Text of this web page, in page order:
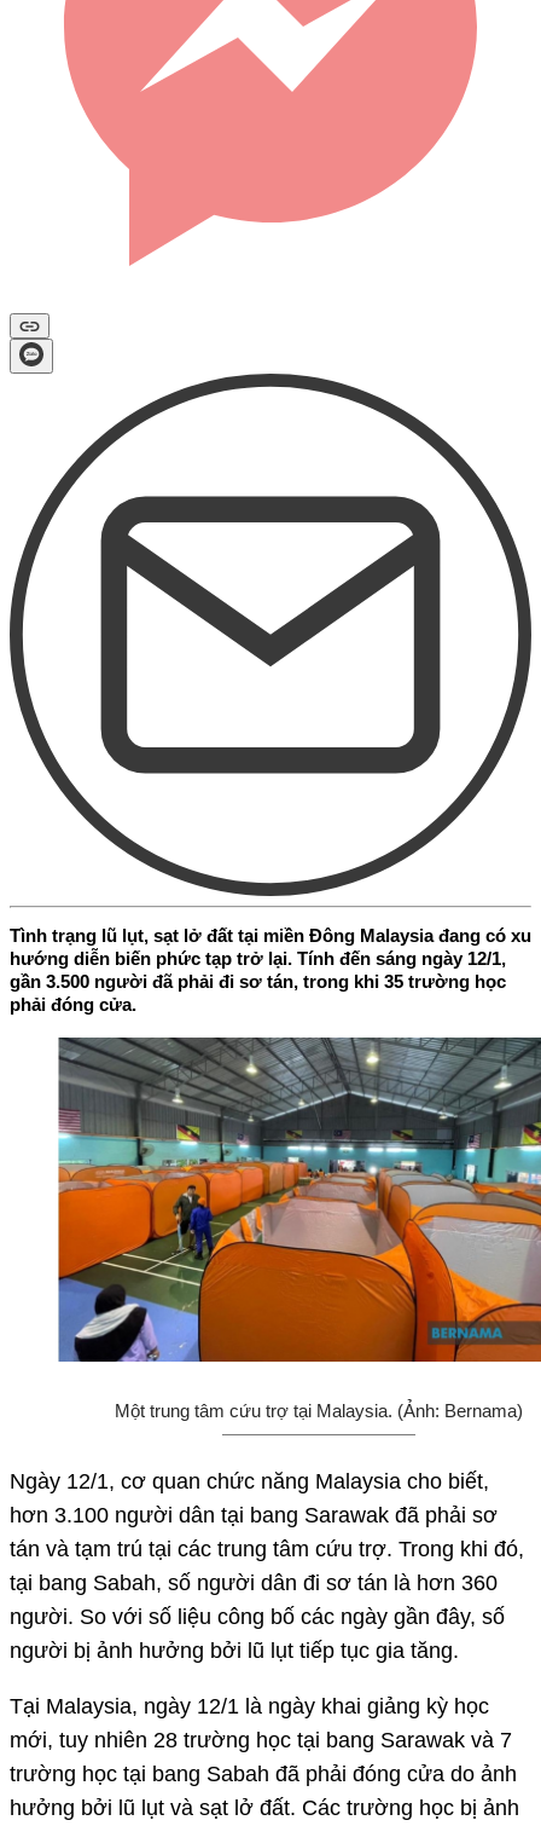
Tình trạng lũ lụt, sạt lở đất tại miền Đông Malaysia đang có xu
hướng diễn biến phức tạp trở lại. Tính đến sáng ngày 12/1,
gần 3.500 người đã phải đi sơ tán, trong khi 35 trường học
phải đóng cửa.
Một trung tâm cứu trợ tại Malaysia. (Ảnh: Bernama)
Ngày 12/1, cơ quan chức năng Malaysia cho biết,
hơn 3.100 người dân tại bang Sarawak đã phải sơ
tán và tạm trú tại các trung tâm cứu trợ. Trong khi đó,
tại bang Sabah, số người dân đi sơ tán là hơn 360
người. So với số liệu công bố các ngày gần đây, số
người bị ảnh hưởng bởi lũ lụt tiếp tục gia tăng.
Tại Malaysia, ngày 12/1 là ngày khai giảng kỳ học
mới, tuy nhiên 28 trường học tại bang Sarawak và 7
trường học tại bang Sabah đã phải đóng cửa do ảnh
hưởng bởi lũ lụt và sạt lở đất. Các trường học bị ảnh